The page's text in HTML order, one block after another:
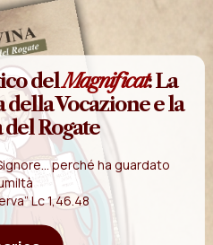
delMagnificat: La
Vocazione e la
Rogate
perché ha guardato
Lc 1,46.48